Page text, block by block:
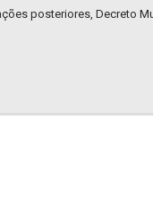
posteriores, Decreto